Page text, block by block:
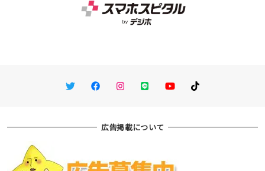
TwitterFacebookInstagram
LINE You TubeTikTok
広告掲載について